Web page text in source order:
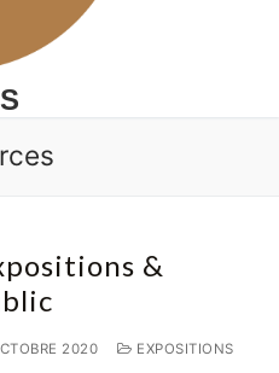
&
2020 EXPOSITIONS